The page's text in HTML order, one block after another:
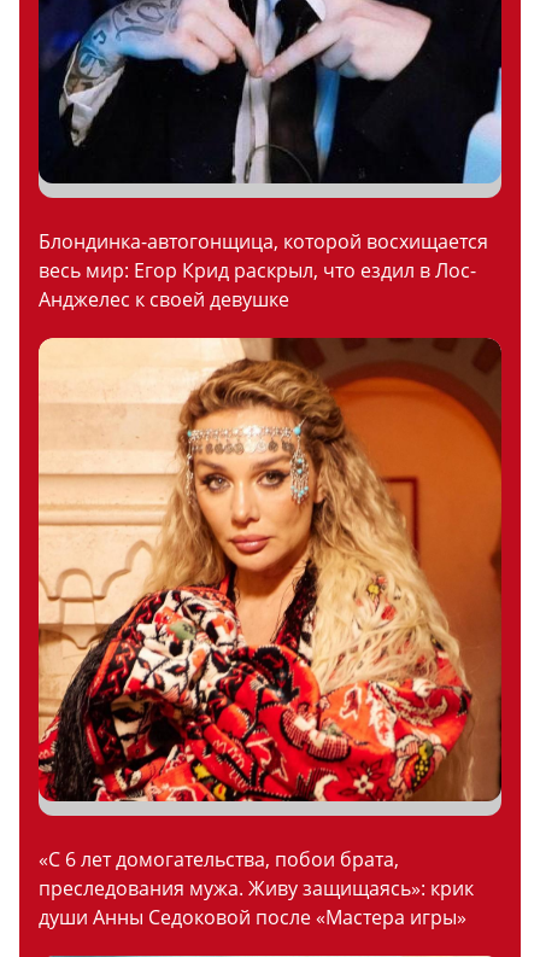
Блондинка-автогонщица, которой восхищается
весь мир: Егор Крид раскрыл, что ездил в Лос-
Анджелес к своей девушке
«С 6 лет домогательства, побои брата,
преследования мужа. Живу защищаясь»: крик
души Анны Седоковой после «Мастера игры»